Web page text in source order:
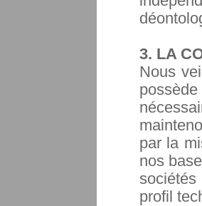
3. LA
Nous
par la
nos
profil